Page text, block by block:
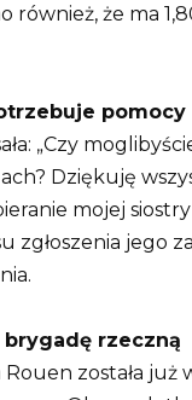
również, że ma
pomocy
„Czy
Dziękuję
mojej
zgłoszenia jego
rzeczną
została już